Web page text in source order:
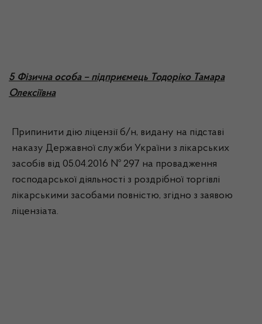
5 Фізична особа – підприємець Тодоріко Тамара
Олексіївна
Припинити дію ліцензії б/н, видану на підставі
наказу Державної служби України з лікарських
засобів від 05.04.2016 № 297 на провадження
господарської діяльності з роздрібної торгівлі
лікарськими засобами повністю, згідно з заявою
ліцензіата.